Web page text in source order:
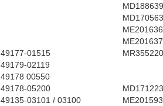
MD188639
MD170563
ME201636
ME201637
49177-01515
MR355220
49179-02119
49178 00550
49178-05200
MD171223
49135-03101 / 03100
ME201593